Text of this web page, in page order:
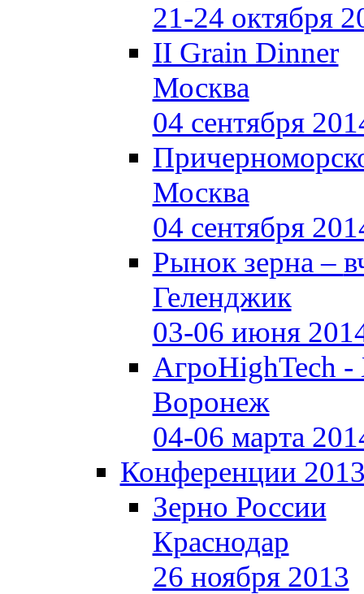
21-24 октября
II Grain Dinner
Москва
04 сентября
Москва
04 сентября
Рынок зерна –
Геленджик
03-06 июня
АгроHighTech
Воронеж
04-06 марта
Конференции
Зерно России
Краснодар
26 ноября 2013